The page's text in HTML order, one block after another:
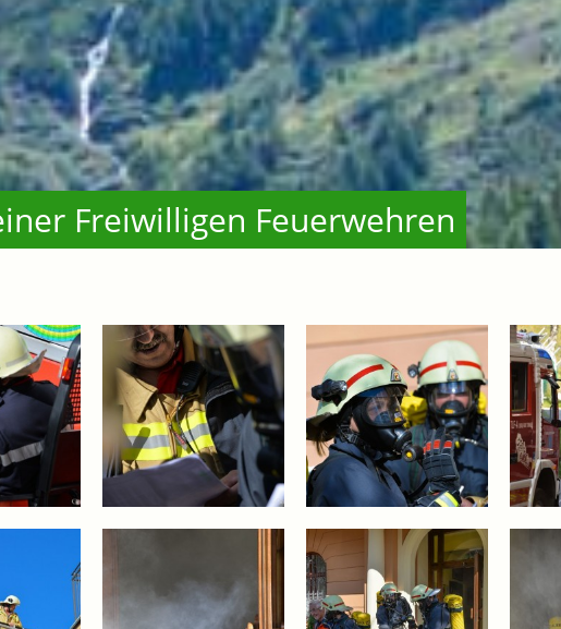
Freiwilligen Feuerwehren